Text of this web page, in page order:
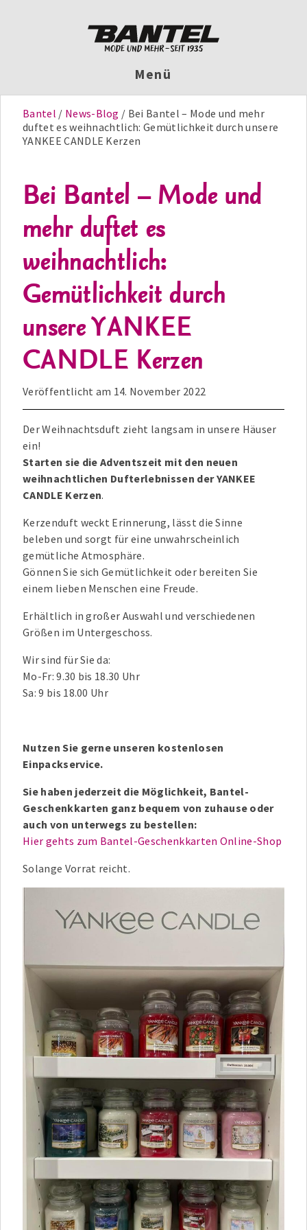
Menü
Bantel News-Blog
Bei Bantel – Mode und mehr
duftet es weihnachtlich: Gemütlichkeit durch unsere
YANKEE CANDLE Kerzen
Bei Bantel – Mode und
mehr duftet es
weihnachtlich:
Gemütlichkeit durch
unsere YANKEE
CANDLE Kerzen
Veröffentlicht am 14. November 2022
Der Weihnachtsduft zieht langsam in unsere Häuser
ein!
Starten sie die Adventszeit mit den neuen
weihnachtlichen Dufterlebnissen der YANKEE
CANDLE Kerzen.
Kerzenduft weckt Erinnerung, lässt die Sinne
beleben und sorgt für eine unwahrscheinlich
gemütliche Atmosphäre.
Gönnen Sie sich Gemütlichkeit oder bereiten Sie
einem lieben Menschen eine Freude.
Erhältlich in großer Auswahl und verschiedenen
Größen im Untergeschoss.
Wir sind für Sie da:
Mo-Fr: 9.30 bis 18.30 Uhr
Sa: 9 bis 18.00 Uhr
Nutzen Sie gerne unseren kostenlosen
Einpackservice.
Sie haben jederzeit die Möglichkeit, Bantel-
Geschenkkarten ganz bequem von zuhause oder
auch von unterwegs zu bestellen:
Hier gehts zum Bantel-Geschenkkarten Online-Shop
Solange Vorrat reicht.